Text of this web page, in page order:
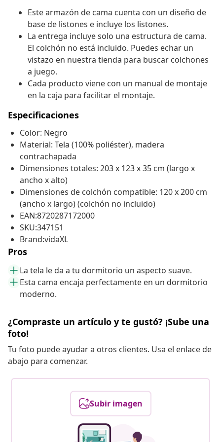
Este armazón de cama cuenta con un diseño de
base de listones e incluye los listones.
La entrega incluye solo una estructura de cama.
El colchón no está incluido. Puedes echar un
vistazo en nuestra tienda para buscar colchones
a juego.
Cada producto viene con un manual de montaje
en la caja para facilitar el montaje.
Especificaciones
Color: Negro
Material: Tela (100% poliéster), madera
contrachapada
Dimensiones totales: 203 x 123 x 35 cm (largo x
ancho x alto)
Dimensiones de colchón compatible: 120 x 200 cm
(ancho x largo) (colchón no incluido)
EAN:8720287172000
SKU:347151
Brand:vidaXL
Pros
La tela le da a tu dormitorio un aspecto suave.
Esta cama encaja perfectamente en un dormitorio
moderno.
¿Compraste un artículo y te gustó? ¡Sube una
foto!
Tu foto puede ayudar a otros clientes. Usa el enlace de
abajo para comenzar.
Subir imagen